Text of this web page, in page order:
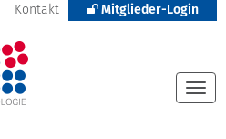
Kontakt Mitglieder-Login